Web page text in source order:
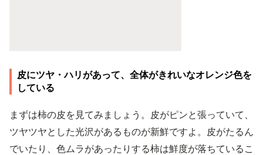
皮にツヤ・ハリがあって、全体がきれいなオレンジ色を
している
まずは柿の皮を見てみましょう。皮がピンと張っていて、
ツヤツヤとした光沢があるものが新鮮ですよ。皮がたるん
でいたり、色ムラがあったりする柿は鮮度が落ちているこ